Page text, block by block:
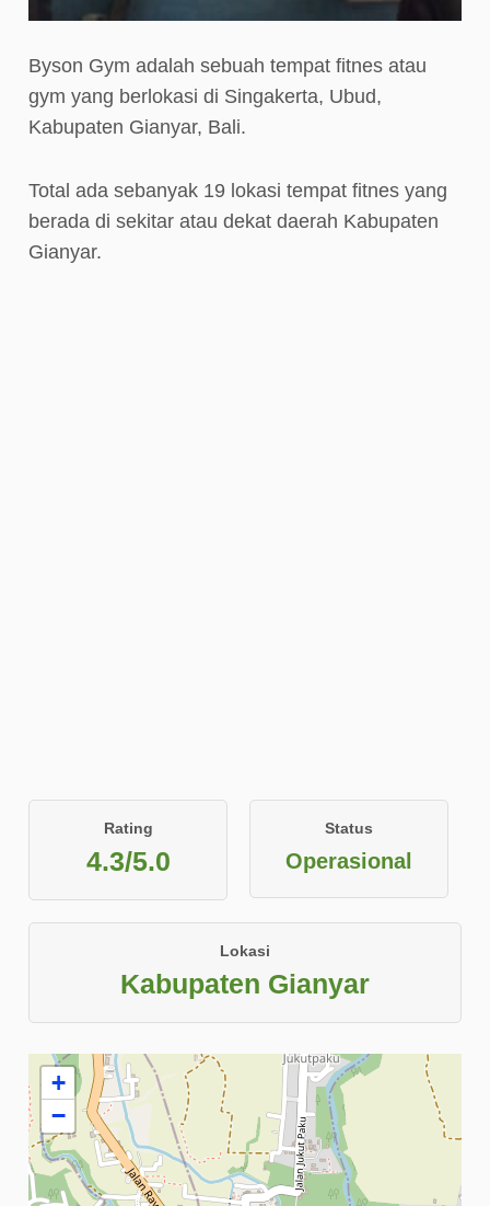
Byson Gym adalah sebuah tempat fitnes atau
gym yang berlokasi di Singakerta, Ubud,
Kabupaten Gianyar, Bali.
Total ada sebanyak 19 lokasi tempat fitnes yang
berada di sekitar atau dekat daerah Kabupaten
Gianyar.
Rating
4.3/5.0
Status
Operasional
Lokasi
Kabupaten Gianyar
+
−